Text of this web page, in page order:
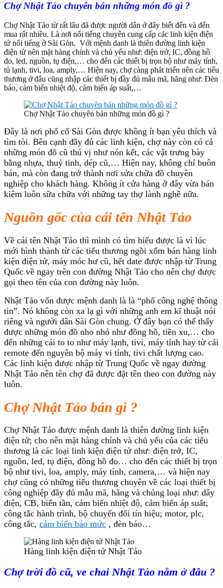
Chợ Nhật Tảo chuyên bán những món đồ gì ?
Chợ Nhật Tảo từ rất lâu đã được người dân ở đây biết đến và đến
mua rất nhiều. Là nơi nổi tiếng chuyên cung cấp các linh kiện điện
tử nổi tiếng ở Sài Gòn. Với mệnh danh là thiên đường linh kiện
điện tử nên mặt hàng chính và chủ yếu như: điện trở, IC, đồng hồ
đo, led, nguồn, tụ điện,… cho đến các thiết bị trọn bộ như máy tính,
tủ lạnh, tivi, loa, amply,… Hiện nay, chợ càng phát triển nên các tiểu
thương ở đâu cũng nhập các thiết bị đầy đủ mẫu mã, hãng như: Đèn
báo, cảm biến nhiệt độ, cảm biến áp suất,…
Chợ Nhật Tảo chuyên bán những món đồ gì ?
Đây là nơi phố cổ Sài Gòn được không ít bạn yêu thích và
tìm tòi. Bên cạnh đầy đủ các linh kiện, chợ này còn có cả
những món đồ cũ thú vị như nón kết, các vật trưng bày
bằng nhựa, thuỷ tinh, dép cũ,… Hiện nay, không chỉ buôn
bán, mà còn đang trở thành nơi sửa chữa đồ chuyên
nghiệp cho khách hàng. Không ít cửa hàng ở đây vừa bán
kiêm luôn sữa chữa với những tay thợ lành nghề nữa.
Nguồn gốc của cái tên Nhật Tảo
Về cái tên Nhật Tảo thì mình có tìm hiểu được là vì lúc
mới hình thành từ các tiểu thương ngồi xổm bán hàng linh
kiện điện tử, máy móc hư cũ, hết date được nhập từ Trung
Quốc về ngay trên con đường Nhật Tảo cho nên chợ được
gọi theo tên của con đường này luôn.
Nhật Tảo vốn được mệnh danh là là “phố công nghệ thông
tin”. Nó không còn xa lạ gì với những anh em kĩ thuật nói
riêng và người dân Sài Gòn chung. Ở đây bạn có thể thấy
được những món đồ nho nhỏ như đồng hồ, tiền xu,… cho
đến những cái to to như máy lạnh, tivi, máy tính hay từ cái
remote đến nguyên bộ máy vi tính, tivi chất lượng cao.
Các linh kiện được nhập từ Trung Quốc về ngay đường
Nhật Tảo nên tên chợ đã được đặt tên theo con đường này
luôn.
Chợ Nhật Tảo bán gì ?
Chợ Nhật Tảo được mệnh danh là thiên đường linh kiện
điện tử; cho nên mặt hàng chính và chủ yếu của các tiểu
thương là các loại linh kiện điện tử như: điện trở, IC,
nguồn, led, tụ điện, đồng hồ đo… cho đến các thiết bị trọn
bộ như tivi, loa, amply, máy tính, camera,… và hiện nay
chợ cũng có những tiểu thương chuyên về các loại thiết bị
công nghiệp đầy đủ mẫu mã, hãng và chủng loại như: dây
điện, CB, biến tần, cảm biến nhiệt độ, cảm biến áp suất;
công tắc hành trình, bộ chuyển đổi tín hiệu; motor, plc,
công tắc, cảm biến báo mức , đèn báo…
Hàng linh kiện điện tử Nhật Tảo
Chợ trời đồ cũ, ve chai Nhật Tảo nằm ở đâu ?